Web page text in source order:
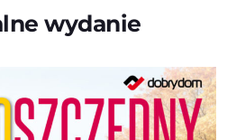
wydanie